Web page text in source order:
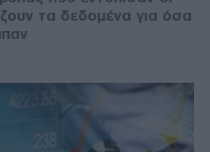
τα δεδομένα για όσα